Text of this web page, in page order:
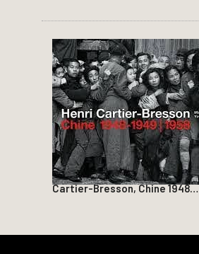
Cartier-Bresson, Chine 1948…